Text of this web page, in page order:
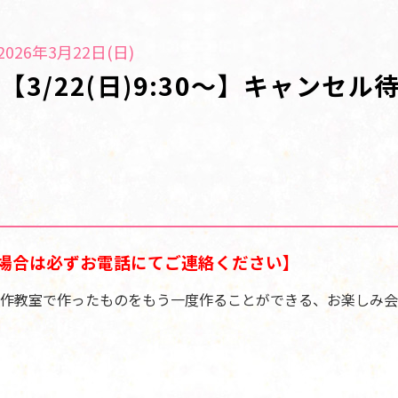
年3月22日(日)
3/22(日)9:30～】キャンセル
合は必ずお電話にてご連絡ください】
教室で作ったものをもう一度作ることができる、お楽しみ